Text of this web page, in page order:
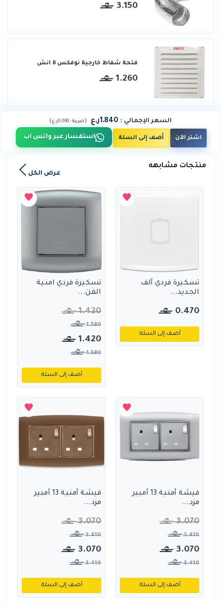
3.150
فتحة شفاط خارجية نوفكس 8 انش
1.260
السعر الإجمالي : 1.840ر.ع ( ضريبة : 0.090ر.ع )
اشتر الآن أضف إلى السلة استفسار عبر واتس اب
منتجات مشابهه
عرض الكل
تسكيرة فردي ألف
الجديد...
0.470
أضف إلى السلة
تسكيرة فردي امنية
الفن...
1.420
1.580
1.420
1.580
أضف إلى السلة
فيشة أمنية 13 أمبير
مزد...
3.070
3.410
3.070
3.410
أضف إلى السلة
فيشة أمنية 13 أمبير
مزد...
3.070
3.410
3.070
3.410
أضف إلى السلة